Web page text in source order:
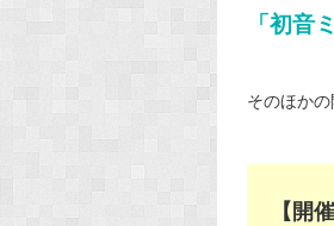
「初音
そのほか
【開